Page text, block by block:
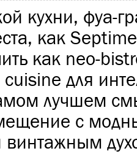
кухни, фуа-
как
как neo-
для
лучшем
с
винтажным